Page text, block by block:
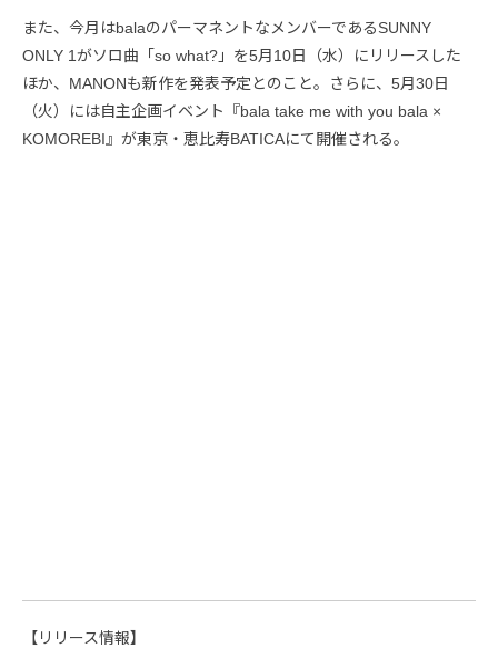
また、今月はbalaのパーマネントなメンバーであるSUNNY
ONLY 1がソロ曲「so what?」を5月10日（水）にリリースした
ほか、MANONも新作を発表予定とのこと。さらに、5月30日
（火）には自主企画イベント『bala take me with you bala ×
KOMOREBI』が東京・恵比寿BATICAにて開催される。
【リリース情報】